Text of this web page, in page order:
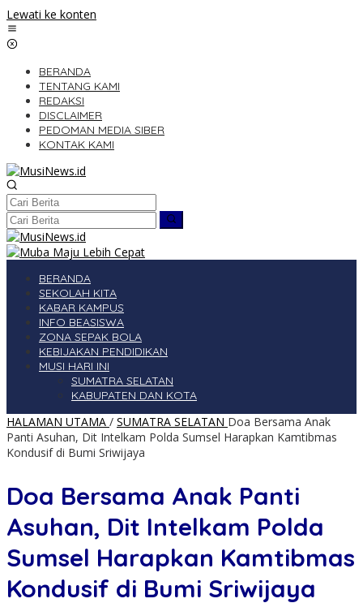
Lewati ke konten
BERANDA
TENTANG KAMI
REDAKSI
DISCLAIMER
PEDOMAN MEDIA SIBER
KONTAK KAMI
BERANDA
SEKOLAH KITA
KABAR KAMPUS
INFO BEASISWA
ZONA SEPAK BOLA
KEBIJAKAN PENDIDIKAN
MUSI HARI INI
SUMATRA SELATAN
KABUPATEN DAN KOTA
HALAMAN UTAMA / SUMATRA SELATAN Doa Bersama Anak
Panti Asuhan, Dit Intelkam Polda Sumsel Harapkan Kamtibmas
Kondusif di Bumi Sriwijaya
Doa Bersama Anak Panti
Asuhan, Dit Intelkam Polda
Sumsel Harapkan Kamtibmas
Kondusif di Bumi Sriwijaya